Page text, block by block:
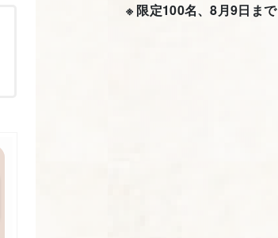
※ 限定100名、8月9日まで